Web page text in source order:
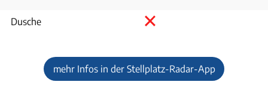
Dusche
mehr Infos in der Stellplatz-Radar-App